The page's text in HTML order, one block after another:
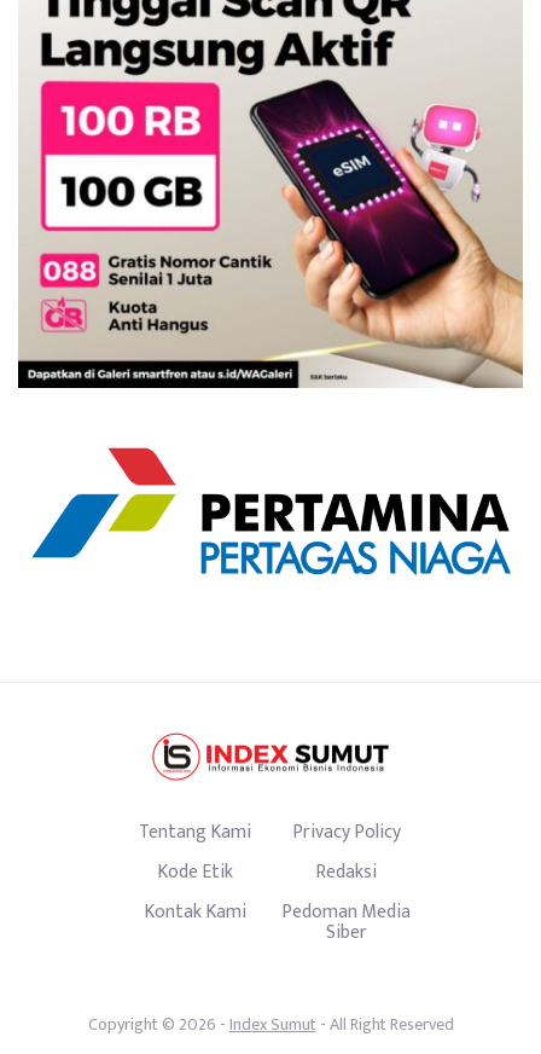
Tentang Kami
Privacy Policy
Kode Etik
Redaksi
Kontak Kami
Pedoman Media
Siber
Copyright © 2026 -Index Sumut- All Right Reserved